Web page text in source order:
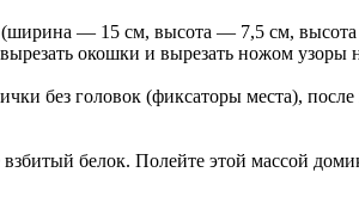
(ширина — 15 см, высота — 7,5 см,
окошки и вырезать ножом узоры
без головок (фиксаторы места),
белок. Полейте этой массой